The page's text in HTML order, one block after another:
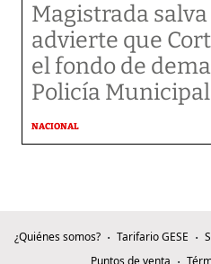
Magistrada salva
advierte que
el fondo de
Policía Municipal
NACIONAL
¿Quiénes somos? Tarifario GESE
Puntos de venta